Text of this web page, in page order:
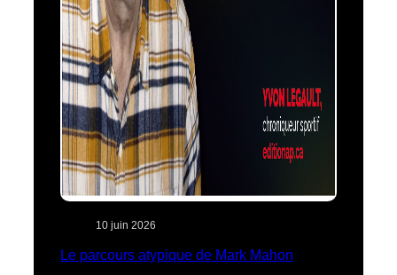
10 juin 2026
Le parcours atypique de Mark Mahon